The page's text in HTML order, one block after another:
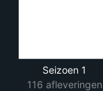
Seizoen 1
116 afleveringen